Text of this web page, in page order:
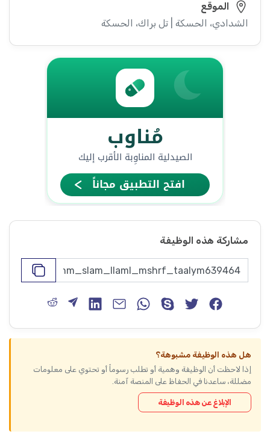
الموقع
الشدادي، الحسكة | تل براك، الحسكة
مشاركة هذه الوظيفة
هل هذه الوظيفة مشبوهة؟
إذا لاحظت أن الوظيفة وهمية أو تطلب رسوماً أو تحتوي على معلومات
مضللة، ساعدنا في الحفاظ على المنصة آمنة.
الإبلاغ عن هذه الوظيفة